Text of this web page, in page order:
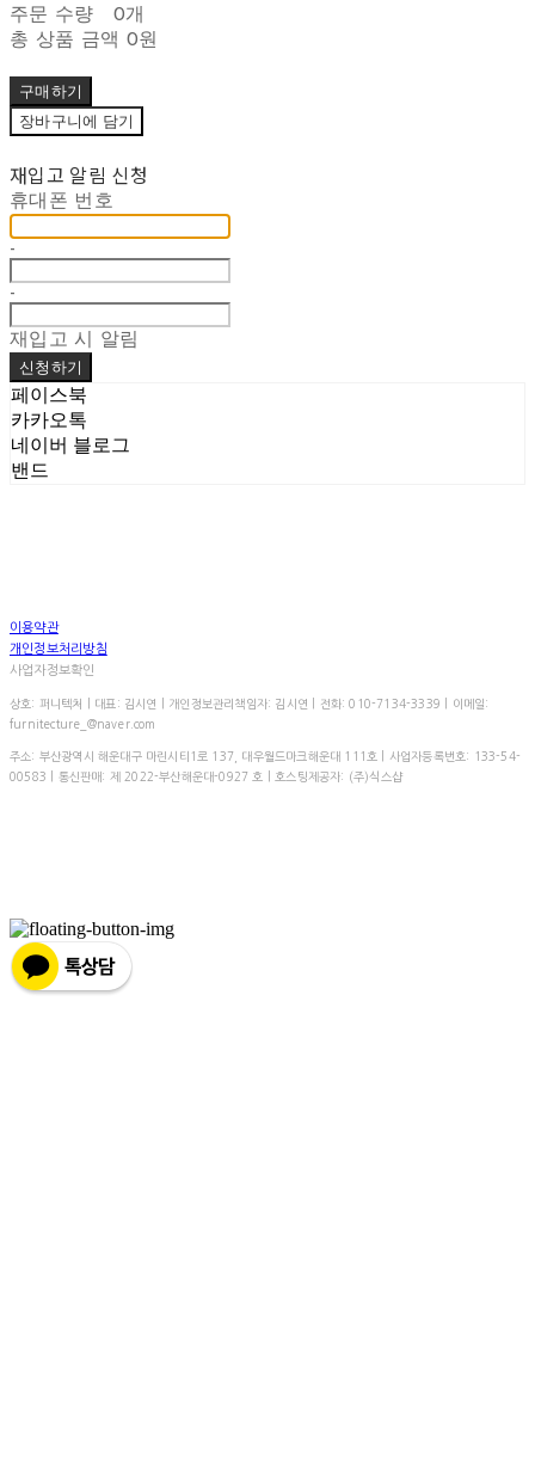
주문 수량
0개
총 상품 금액 0원
구매하기
장바구니에 담기
재입고 알림 신청
휴대폰 번호
-
-
재입고 시 알림
신청하기
페이스북
카카오톡
네이버 블로그
밴드
이용약관
개인정보처리방침
사업자정보확인
상호: 퍼니텍처 | 대표: 김시연 | 개인정보관리책임자: 김시연 | 전화: 010-7134-3339 | 이메일:
furnitecture_@naver.com
주소: 부산광역시 해운대구 마린시티1로 137, 대우월드마크해운대 111호 | 사업자등록번호: 133-54-
00583 | 통신판매: 제 2022-부산해운대-0927 호 | 호스팅제공자: (주)식스샵